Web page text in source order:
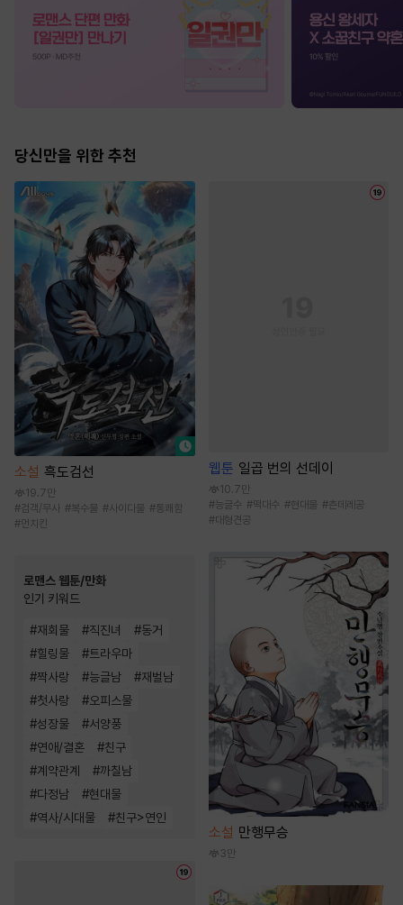
당신만을 위한 추천
소설 흑도검선
19.7만
#검객/무사 #복수물 #사이다물 #통쾌함
#먼치킨
로맨스 웹툰/만화
인기 키워드
#재회물 #직진녀 #동거
#힐링물 #트라우마
#짝사랑 #능글남 #재벌남
#첫사랑 #오피스물
#성장물 #서양풍
#연애/결혼 #친구
#계약관계 #까칠남
#다정남 #현대물
#역사/시대물 #친구>연인
웹툰 일곱 번의 선데이
10.7만
#능글수 #떡대수 #현대물 #츤데레공
#대형견공
소설 만행무승
3만